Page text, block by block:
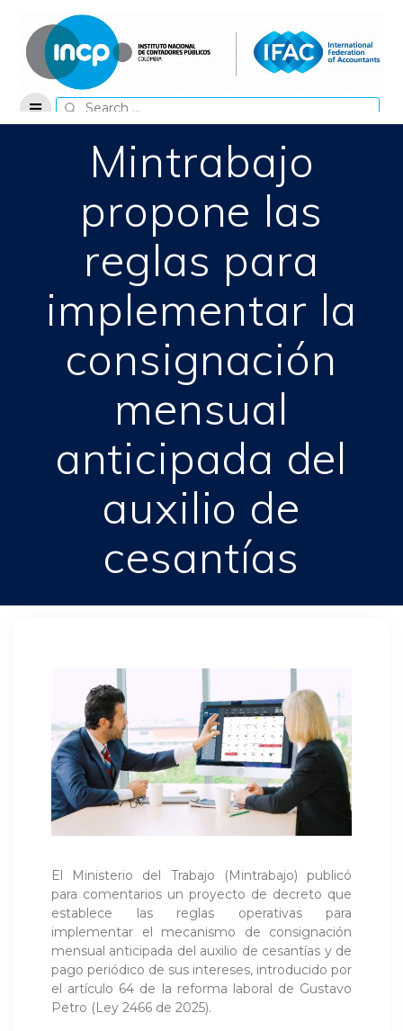
content
Search
for:
Mintrabajo
propone las
reglas para
implementar la
consignación
mensual
anticipada del
auxilio de
cesantías
El Ministerio del Trabajo (Mintrabajo) publicó
para comentarios un proyecto de decreto que
establece las reglas operativas para
implementar el mecanismo de consignación
mensual anticipada del auxilio de cesantías y de
pago periódico de sus intereses, introducido por
el artículo 64 de la reforma laboral de Gustavo
Petro (Ley 2466 de 2025).